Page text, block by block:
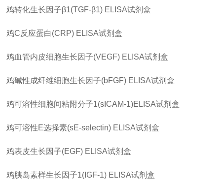
鸡转化生长因子β1(TGF-β1) ELISA试剂盒
鸡C反应蛋白(CRP) ELISA试剂盒
鸡血管内皮细胞生长因子(VEGF) ELISA试剂盒
鸡碱性成纤维细胞生长因子(bFGF) ELISA试剂盒
鸡可溶性细胞间粘附分子1(sICAM-1)ELISA试剂盒
鸡可溶性E选择素(sE-selectin) ELISA试剂盒
鸡表皮生长因子(EGF) ELISA试剂盒
鸡胰岛素样生长因子1(IGF-1) ELISA试剂盒